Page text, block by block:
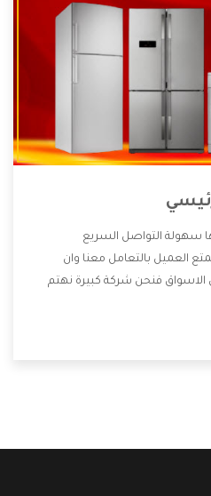
سهولة التواصل السريع
العميل بالتعامل معنا وان
فنحن شركة كبيرة نهتم
الصيانة التى تكون من أهم